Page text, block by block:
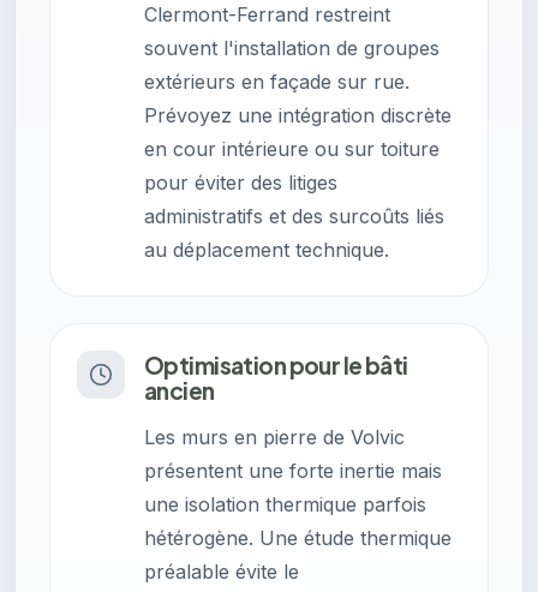
Clermont-Ferrand restreint
souvent l'installation de groupes
extérieurs en façade sur rue.
Prévoyez une intégration discrète
en cour intérieure ou sur toiture
pour éviter des litiges
administratifs et des surcoûts liés
au déplacement technique.
Optimisation pour le bâti
ancien
Les murs en pierre de Volvic
présentent une forte inertie mais
une isolation thermique parfois
hétérogène. Une étude thermique
préalable évite le